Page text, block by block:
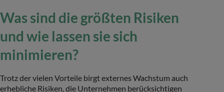
Was sind die größten Risiken
und wie lassen sie sich
minimieren?
Trotz der vielen Vorteile birgt externes Wachstum auch
erhebliche Risiken, die Unternehmen berücksichtigen